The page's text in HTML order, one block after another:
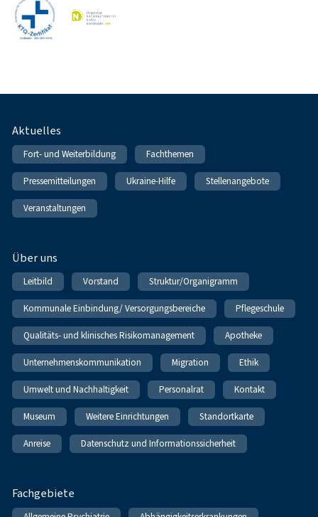
Fußnavigation
Aktuelles
Fort- und Weiterbildung Fachthemen
Pressemitteilungen Ukraine-Hilfe Stellenangebote
Veranstaltungen
Über uns
Leitbild Vorstand Struktur/Organigramm
Kommunale Einbindung/ Versorgungsbereiche Pflegeschule
Qualitäts- und klinisches Risikomanagement Apotheke
Unternehmenskommunikation Migration Ethik
Umwelt und Nachhaltigkeit Personalrat Kontakt
Museum Weitere Einrichtungen Standortkarte
Anreise Datenschutz und Informationssicherheit
Fachgebiete